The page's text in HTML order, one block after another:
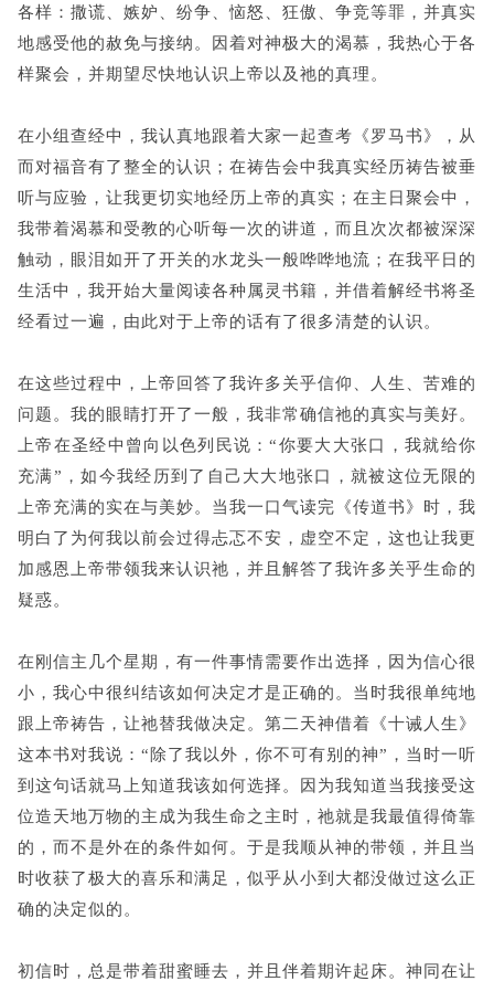
各样：撒谎、嫉妒、纷争、恼怒、狂傲、争竞等罪，并真实
地感受他的赦免与接纳。因着对神极大的渴慕，我热心于各
样聚会，并期望尽快地认识上帝以及祂的真理。
在小组查经中，我认真地跟着大家一起查考《罗马书》，从
而对福音有了整全的认识；在祷告会中我真实经历祷告被垂
听与应验，让我更切实地经历上帝的真实；在主日聚会中，
我带着渴慕和受教的心听每一次的讲道，而且次次都被深深
触动，眼泪如开了开关的水龙头一般哗哗地流；在我平日的
生活中，我开始大量阅读各种属灵书籍，并借着解经书将圣
经看过一遍，由此对于上帝的话有了很多清楚的认识。
在这些过程中，上帝回答了我许多关乎信仰、人生、苦难的
问题。我的眼睛打开了一般，我非常确信祂的真实与美好。
上帝在圣经中曾向以色列民说：“你要大大张口，我就给你
充满”，如今我经历到了自己大大地张口，就被这位无限的
上帝充满的实在与美妙。当我一口气读完《传道书》时，我
明白了为何我以前会过得忐忑不安，虚空不定，这也让我更
加感恩上帝带领我来认识祂，并且解答了我许多关乎生命的
疑惑。
在刚信主几个星期， 有一件事情需要作出选择， 因为信心很
小，我心中很纠结该如何决定才是正确的。当时我很单纯地
跟上帝祷告，让祂替我做决定。第二天神借着《十诫人生》
这本书对我说：“除了我以外，你不可有别的神”，当时一听
到这句话就马上知道我该如何选择。因为我知道当我接受这
位造天地万物的主成为我生命之主时，祂就是我最值得倚靠
的，而不是外在的条件如何。于是我顺从神的带领，并且当
时收获了极大的喜乐和满足，似乎从小到大都没做过这么正
确的决定似的。
初信时，总是带着甜蜜睡去，并且伴着期许起床。神同在让